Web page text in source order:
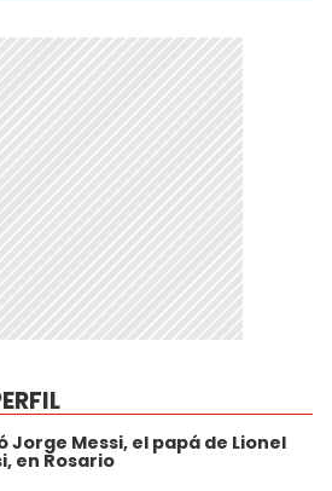
Jorge Messi, el papá de Lionel
en Rosario